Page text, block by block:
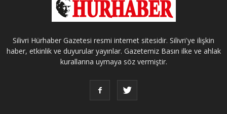
Silivri Hürhaber Gazetesi resmi internet sitesidir. Silivri'ye ilişkin
haber, etkinlik ve duyurular yayınlar. Gazetemiz Basın ilke ve ahlak
kurallarına uymaya söz vermiştir.